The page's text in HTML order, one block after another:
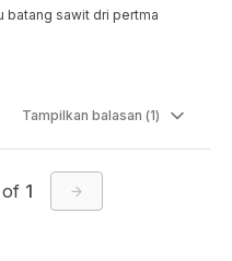
batang sawit dri pertma
Tampilkan balasan (1)
of 1